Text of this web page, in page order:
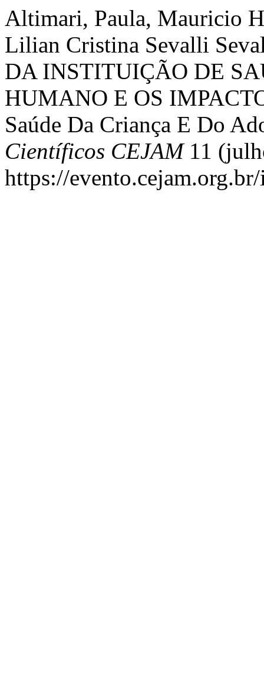
Altimari, Paula, Mauricio
Lilian Cristina Sevalli
DA INSTITUIÇÃO DE
HUMANO E OS
Saúde Da Criança E Do
Científicos CEJAM11
https://